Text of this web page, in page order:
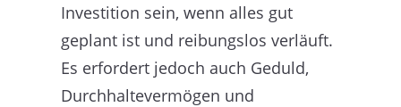
Investition sein, wenn alles gut
geplant ist und reibungslos verläuft.
Es erfordert jedoch auch Geduld,
Durchhaltevermögen und